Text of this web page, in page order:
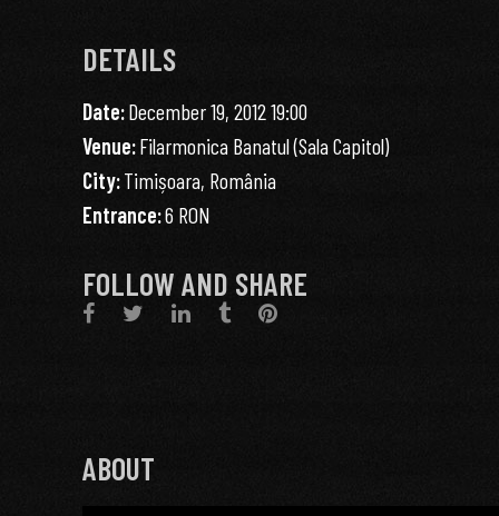
DETAILS
Date:December 19, 2012 19:00
Venue:Filarmonica Banatul (Sala Capitol)
City:Timișoara, România
Entrance:6 RON
FOLLOW AND SHARE
ABOUT